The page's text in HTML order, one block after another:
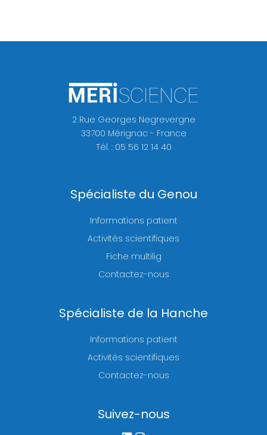
2 Rue Georges Negrevergne
33700 Mérignac - France
Tél. : 05 56 12 14 40
Spécialiste du Genou
Informations patient
Activités scientifiques
Fiche multilig
Contactez-nous
Spécialiste de la Hanche
Informations patient
Activités scientifiques
Contactez-nous
Suivez-nous